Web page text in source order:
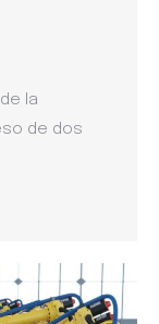
la
de dos